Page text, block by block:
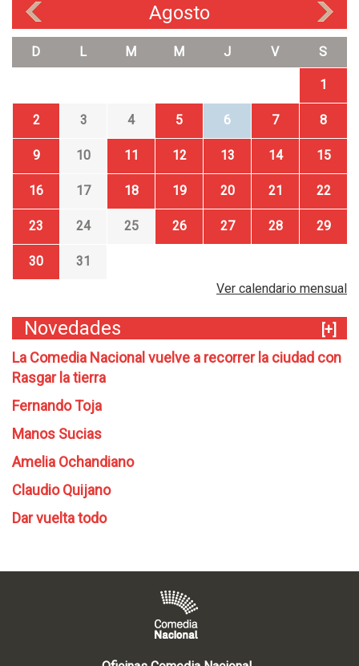
Agosto
D L M M J V S
1
2 3 4 5 6 7 8
9 10 11 12 13 14 15
16 17 18 19 20 21 22
23 24 25 26 27 28 29
30
31
Ver calendario mensual
Novedades
[+]
La Comedia Nacional vuelve a recorrer la ciudad con
Rasgar la tierra
Fernando Toja
Manos Sucias
Amelia Ochandiano
Claudio Quijano
Dar vuelta todo